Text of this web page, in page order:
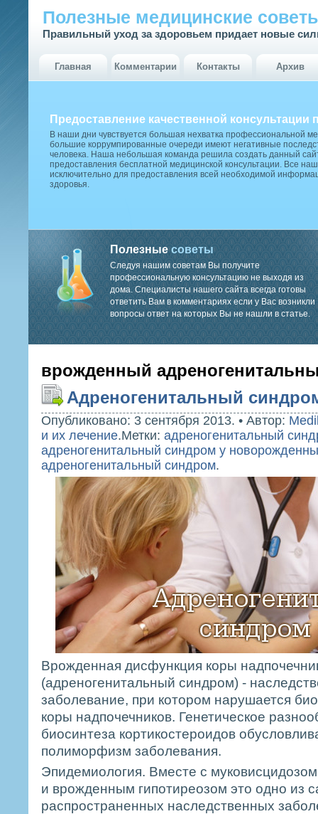
Полезные медицинские
Правильный уход за здоровьем придает новые
Главная Комментарии Контакты Архив
Предоставление качественной консультации
В наши дни чувствуется большая нехватка профессиональной
большие коррумпированные очереди имеют негативные
человека. Наша небольшая команда решила создать данный
предоставления бесплатной медицинской консультации. Все
исключительно для предоставления всей необходимой
здоровья.
Полезныесоветы
Следуя нашим советам Вы получите
профессиональную консультацию не выходя из
дома. Специалисты нашего сайта всегда готовы
ответить Вам в комментариях если у Вас возникли
вопросы ответ на которых Вы не нашли в статье.
врожденный
Адреногенитальный
Опубликовано: 3 сентября 2013. • Автор:
и их лечение.Метки: адреногенитальный
адреногенитальный синдром у
адреногенитальный синдром.
Врожденная дисфункция коры
(адреногенитальный синдром) -
заболевание, при котором нарушается
коры надпочечников. Генетическое
биосинтеза кортикостероидов
полиморфизм заболевания.
Эпидемиология. Вместе с
и врожденным гипотиреозом это одно из
распространенных наследственных